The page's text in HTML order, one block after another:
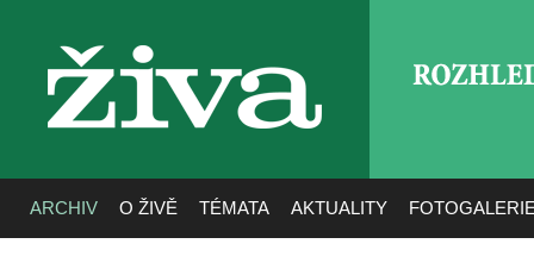
živa
ARCHIV O ŽIVĚ TÉMATA AKTUALITY